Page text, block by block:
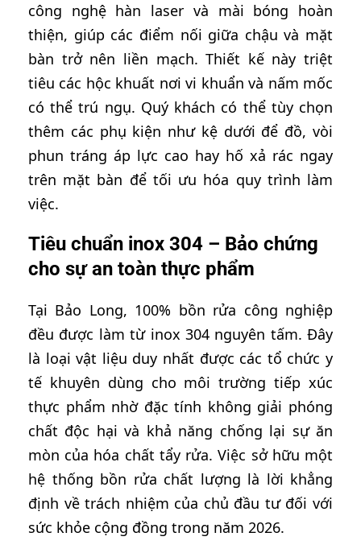
công nghệ hàn laser và mài bóng hoàn
thiện, giúp các điểm nối giữa chậu và mặt
bàn trở nên liền mạch. Thiết kế này triệt
tiêu các hộc khuất nơi vi khuẩn và nấm mốc
có thể trú ngụ. Quý khách có thể tùy chọn
thêm các phụ kiện như kệ dưới để đồ, vòi
phun tráng áp lực cao hay hố xả rác ngay
trên mặt bàn để tối ưu hóa quy trình làm
việc.
Tiêu chuẩn inox 304 – Bảo chứng
cho sự an toàn thực phẩm
Tại Bảo Long, 100% bồn rửa công nghiệp
đều được làm từ inox 304 nguyên tấm. Đây
là loại vật liệu duy nhất được các tổ chức y
tế khuyên dùng cho môi trường tiếp xúc
thực phẩm nhờ đặc tính không giải phóng
chất độc hại và khả năng chống lại sự ăn
mòn của hóa chất tẩy rửa. Việc sở hữu một
hệ thống bồn rửa chất lượng là lời khẳng
định về trách nhiệm của chủ đầu tư đối với
sức khỏe cộng đồng trong năm 2026.